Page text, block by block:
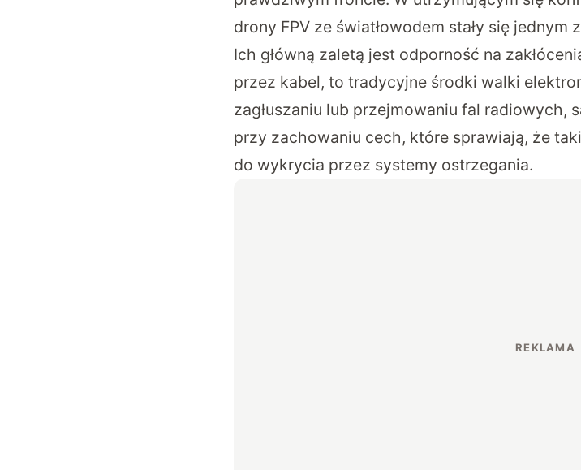
drony FPV ze światłowodem stały się
Ich główną zaletą jest odporność na
przez kabel, to tradycyjne środki walki
zagłuszaniu lub przejmowaniu fal radiowych,
przy zachowaniu cech, które sprawiają, że
do wykrycia przez systemy ostrzegania.